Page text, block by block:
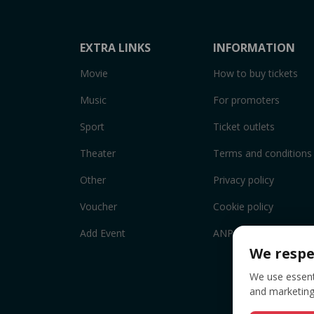
EXTRA LINKS
Movie
Music
Sport
Theater
Other
Voucher
Add Event
INFORMATION
How to buy tickets
For promoters
Ticket outlets
Terms and conditions
Privacy policy
Cookie policy
ANPC
We
We use
and